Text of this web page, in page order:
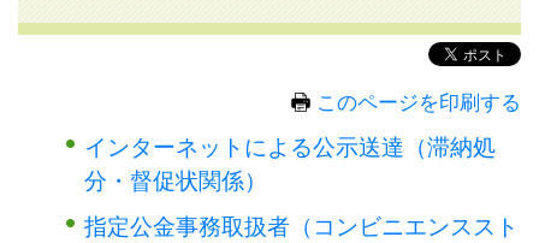
このページを印刷する
インターネットによる公示送達（滞納処
分・督促状関係）
指定公金事務取扱者（コンビニエンススト